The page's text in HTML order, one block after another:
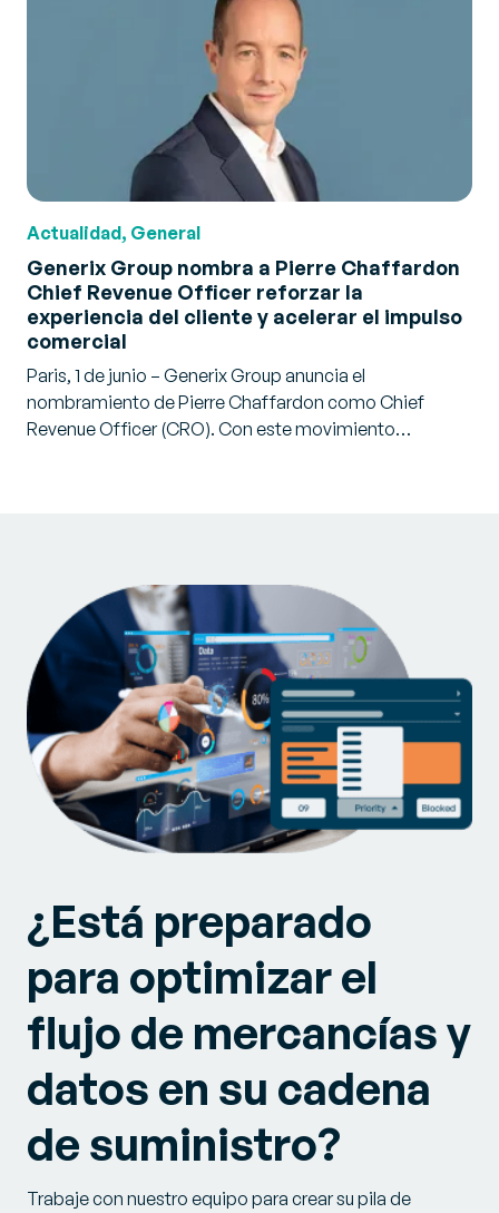
Actualidad, General
Generix Group nombra a Pierre Chaffardon
Chief Revenue Officer reforzar la
experiencia del cliente y acelerar el impulso
comercial
Paris, 1 de junio – Generix Group anuncia el
nombramiento de Pierre Chaffardon como Chief
Revenue Officer (CRO). Con este movimiento…
¿Está preparado
para optimizar el
flujo de mercancías y
datos en su cadena
de suministro?
Trabaje con nuestro equipo para crear su pila de